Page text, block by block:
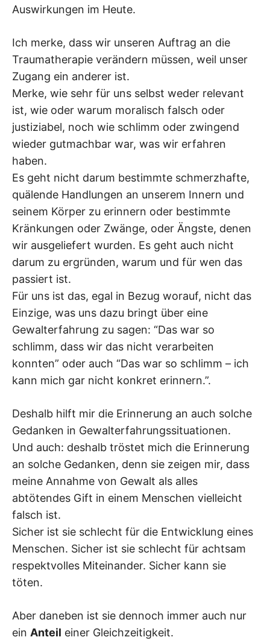
Auswirkungen im Heute.
Ich merke, dass wir unseren Auftrag an die
Traumatherapie verändern müssen, weil unser
Zugang ein anderer ist.
Merke, wie sehr für uns selbst weder relevant
ist, wie oder warum moralisch falsch oder
justiziabel, noch wie schlimm oder zwingend
wieder gutmachbar war, was wir erfahren
haben.
Es geht nicht darum bestimmte schmerzhafte,
quälende Handlungen an unserem Innern und
seinem Körper zu erinnern oder bestimmte
Kränkungen oder Zwänge, oder Ängste, denen
wir ausgeliefert wurden. Es geht auch nicht
darum zu ergründen, warum und für wen das
passiert ist.
Für uns ist das, egal in Bezug worauf, nicht das
Einzige, was uns dazu bringt über eine
Gewalterfahrung zu sagen: “Das war so
schlimm, dass wir das nicht verarbeiten
konnten” oder auch “Das war so schlimm – ich
kann mich gar nicht konkret erinnern.”.
Deshalb hilft mir die Erinnerung an auch solche
Gedanken in Gewalterfahrungssituationen.
Und auch: deshalb tröstet mich die Erinnerung
an solche Gedanken, denn sie zeigen mir, dass
meine Annahme von Gewalt als alles
abtötendes Gift in einem Menschen vielleicht
falsch ist.
Sicher ist sie schlecht für die Entwicklung eines
Menschen. Sicher ist sie schlecht für achtsam
respektvolles Miteinander. Sicher kann sie
töten.
Aber daneben ist sie dennoch immer auch nur
ein Anteil einer Gleichzeitigkeit.